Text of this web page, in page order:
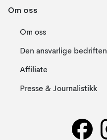
Om oss
Om oss
Den ansvarlige bedriften
Affiliate
Presse & Journalistikk